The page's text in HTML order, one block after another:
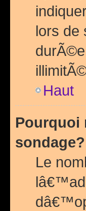
lors de
Haut
Pourquoi
sondage?
Le